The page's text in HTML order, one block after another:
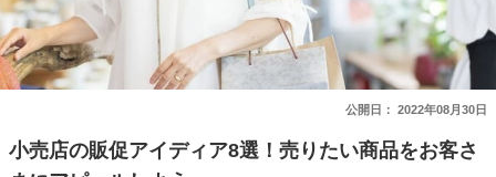
公開日： 2022年08月30日
小売店の販促アイディア8選！売りたい商品をお客さ